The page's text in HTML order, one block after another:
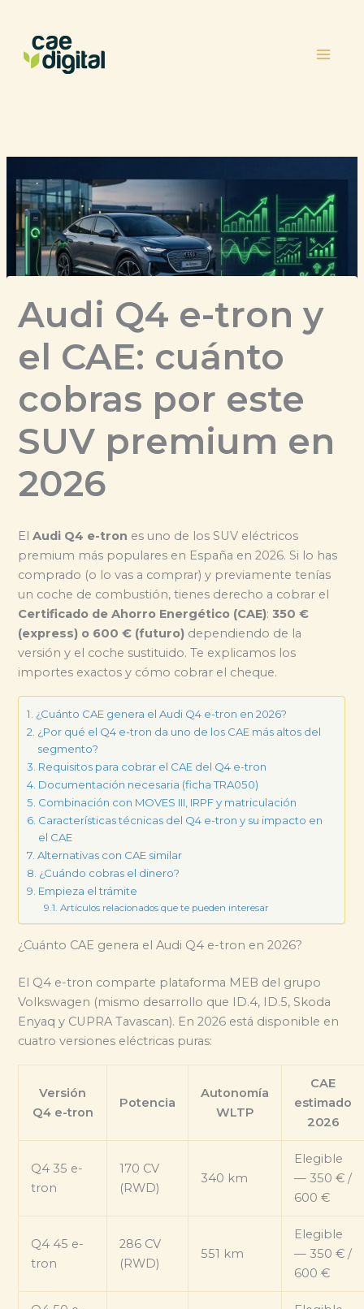
contenido
Audi Q4 e-tron y
el CAE: cuánto
cobras por este
SUV premium en
2026
ElAudi Q4 e-tron es uno de los SUV eléctricos
premium más populares en España en 2026. Si lo has
comprado (o lo vas a comprar) y previamente tenías
un coche de combustión, tienes derecho a cobrar el
Certificado de Ahorro Energético (CAE):350 €
(express) o 600 € (futuro) dependiendo de la
versión y el coche sustituido. Te explicamos los
importes exactos y cómo cobrar el cheque.
¿Cuánto CAE genera el Audi Q4 e-tron en 2026?
¿Por qué el Q4 e-tron da uno de los CAE más altos del
segmento?
Requisitos para cobrar el CAE del Q4 e-tron
Documentación necesaria (ficha TRA050)
Combinación con MOVES III, IRPF y matriculación
Características técnicas del Q4 e-tron y su impacto en
el CAE
Alternativas con CAE similar
¿Cuándo cobras el dinero?
Empieza el trámite
Artículos relacionados que te pueden interesar
¿Cuánto CAE genera el Audi Q4 e-tron en 2026?
El Q4 e-tron comparte plataforma MEB del grupo
Volkswagen (mismo desarrollo que ID.4, ID.5, Skoda
Enyaq y CUPRA Tavascan). En 2026 está disponible en
cuatro versiones eléctricas puras:
Versión
Q4 e-tron
Potencia
Autonomía
WLTP
CAE
estimado
2026
Q4 35 e-
tron
170 CV
(RWD)
340 km
Elegible
— 350 € /
600 €
Q4 45 e-
tron
286 CV
(RWD)
551 km
Elegible
— 350 € /
600 €